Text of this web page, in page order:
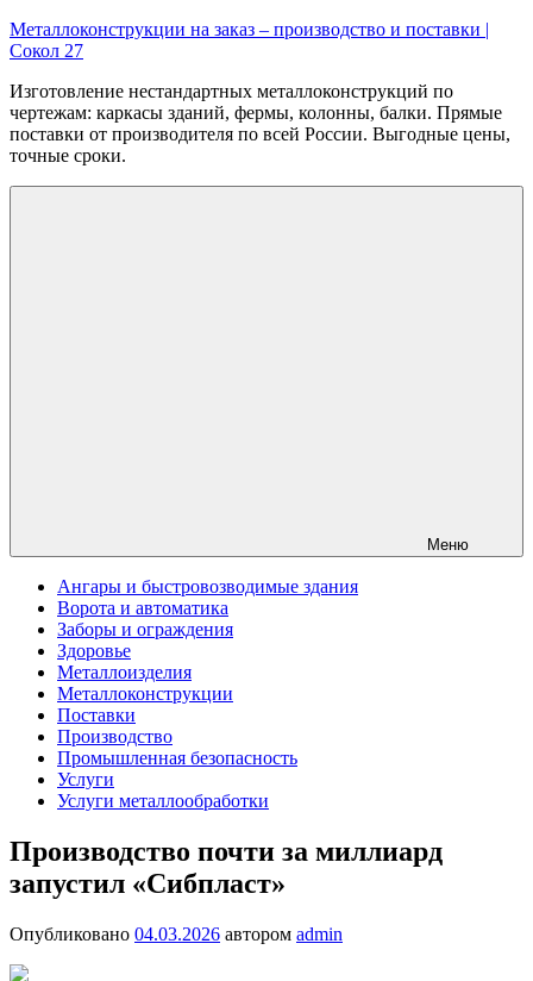
Перейти
к
Металлоконструкции на заказ – производство и поставки |
Сокол 27
Изготовление нестандартных металлоконструкций по
чертежам: каркасы зданий, фермы, колонны, балки. Прямые
поставки от производителя по всей России. Выгодные цены,
точные сроки.
Меню
Ангары и быстровозводимые здания
Ворота и автоматика
Заборы и ограждения
Здоровье
Металлоизделия
Металлоконструкции
Поставки
Производство
Промышленная безопасность
Услуги
Услуги металлообработки
Производство почти за миллиард
запустил «Сибпласт»
Опубликовано 04.03.2026 автором admin